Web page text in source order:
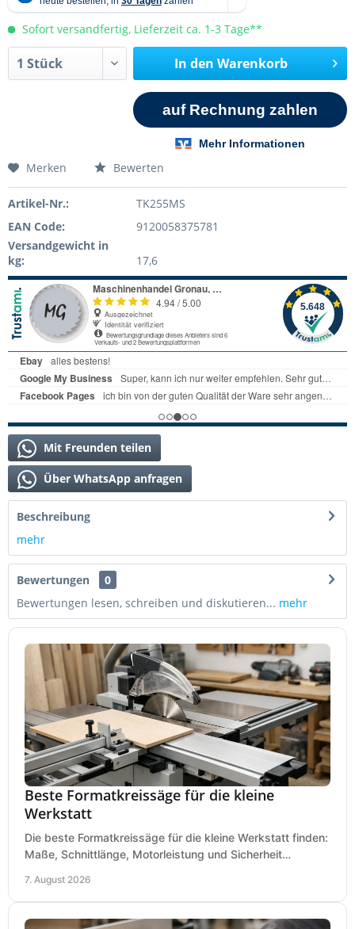
Sofort versandfertig, Lieferzeit ca. 1-3 Tage**
In den Warenkorb
Merken Bewerten
Artikel-Nr.:
TK255MS
EAN Code:
9120058375781
Versandgewicht in
kg:
17,6
Mit Freunden teilen
Über WhatsApp anfragen
Beschreibung
mehr
Bewertungen
0
Bewertungen lesen, schreiben und diskutieren... mehr
Beste Formatkreissäge für die kleine
Werkstatt
Die beste Formatkreissäge für die kleine Werkstatt finden:
Maße, Schnittlänge, Motorleistung und Sicherheit
7. August 2026